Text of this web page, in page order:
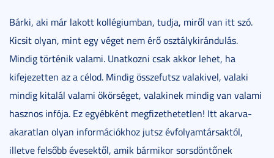
Bárki, aki már lakott kollégiumban, tudja, miről van itt szó.
Kicsit olyan, mint egy véget nem érő osztálykirándulás.
Mindig történik valami. Unatkozni csak akkor lehet, ha
kifejezetten az a célod. Mindig összefutsz valakivel, valaki
mindig kitalál valami ökörséget, valakinek mindig van valami
hasznos infója. Ez egyébként megfizethetetlen! Itt akarva-
akaratlan olyan információkhoz jutsz évfolyamtársaktól,
illetve felsőbb évesektől, amik bármikor sorsdöntőnek